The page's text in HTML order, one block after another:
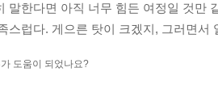
말한다면 아직 너무 힘든 여정일 것만
스럽다. 게으른 탓이 크겠지, 그러면
도움이 되었나요?